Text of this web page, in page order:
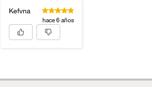
Kefvna
hace 6 años